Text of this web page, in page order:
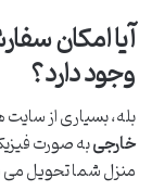
آیا امکان
وجود دارد؟
بله، بسیاری از سایت
خارجیبه صورت
منزل شما تحویل